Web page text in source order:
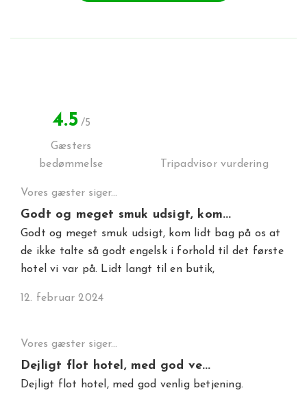
4.5 /5
Gæsters
bedømmelse
Tripadvisor vurdering
Vores gæster siger...
Godt og meget smuk udsigt, kom...
Godt og meget smuk udsigt, kom lidt bag på os at
de ikke talte så godt engelsk i forhold til det første
hotel vi var på. Lidt langt til en butik,
12. februar 2024
Vores gæster siger...
Dejligt flot hotel, med god ve...
Dejligt flot hotel, med god venlig betjening.